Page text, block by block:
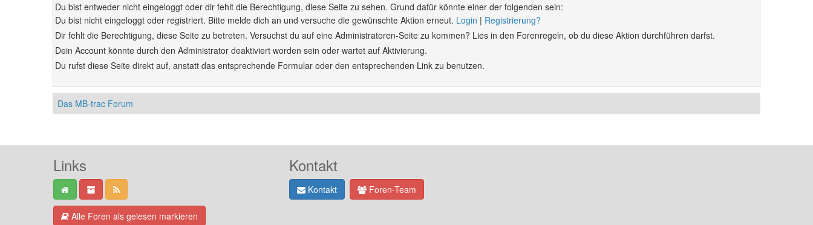
Du bist entweder nicht eingeloggt oder dir fehlt die Berechtigung, diese Seite zu sehen. Grund dafür könnte einer der folgenden sein:
Du bist nicht eingeloggt oder registriert. Bitte melde dich an und versuche die gewünschte Aktion erneut. Login | Registrierung?
Dir fehlt die Berechtigung, diese Seite zu betreten. Versuchst du auf eine Administratoren-Seite zu kommen? Lies in den Forenregeln, ob du diese Aktion durchführen darfst.
Dein Account könnte durch den Administrator deaktiviert worden sein oder wartet auf Aktivierung.
Du rufst diese Seite direkt auf, anstatt das entsprechende Formular oder den entsprechenden Link zu benutzen.
Das MB-trac Forum
Links
Alle Foren als gelesen markieren
Kontakt
Kontakt Foren-Team